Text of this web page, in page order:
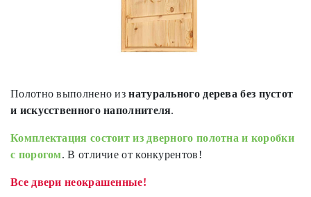
Полотно выполнено изнатурального дерева без пустот
и искусственного наполнителя.
Комплектация состоит из дверного полотна и коробки
с порогом. В отличие от конкурентов!
Все двери неокрашенные!